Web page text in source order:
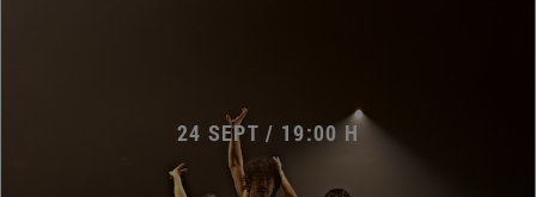
24 SEPT / 19:00 H